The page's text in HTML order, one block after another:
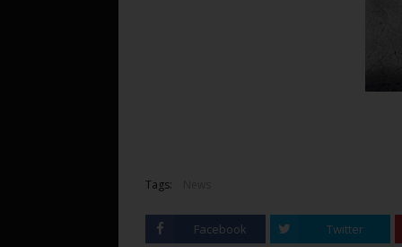
Tags:
Facebook Twitter